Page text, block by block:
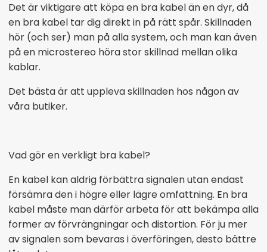
Det är viktigare att köpa en bra kabel än en dyr, då
en bra kabel tar dig direkt in på rätt spår. Skillnaden
hör (och ser) man på alla system, och man kan även
på en microstereo höra stor skillnad mellan olika
kablar.
Det bästa är att uppleva skillnaden hos någon av
våra butiker.
Vad gör en verkligt bra kabel?
En kabel kan aldrig förbättra signalen utan endast
försämra den i högre eller lägre omfattning. En bra
kabel måste man därför arbeta för att bekämpa alla
former av förvrängningar och distortion. För ju mer
av signalen som bevaras i överföringen, desto bättre